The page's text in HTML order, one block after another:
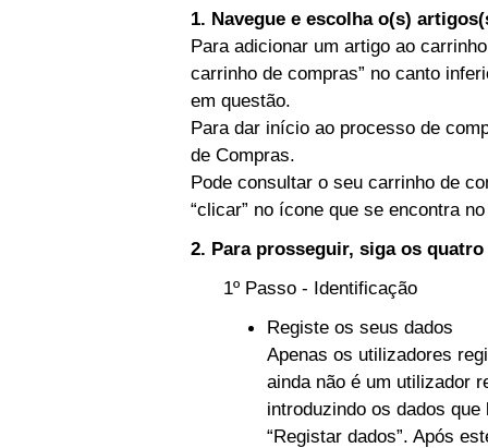
1. Navegue e escolha o(s)
Para adicionar um artigo ao
carrinho de compras” no canto
em questão.
Para dar início ao processo de
de Compras.
Pode consultar o seu carrinho de
“clicar” no ícone que se encontra
2. Para prosseguir, siga os
1º Passo - Identificação
Registe os seus dados
Apenas os utilizadores
ainda não é um utilizador
introduzindo os dados
“Registar dados”. Após